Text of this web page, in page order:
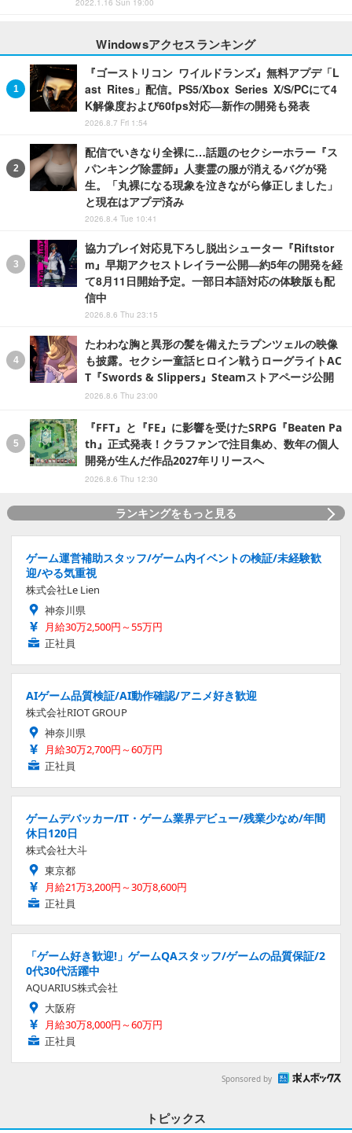
2022.1.16 Sun 19:00
Windowsアクセスランキング
『ゴーストリコン ワイルドランズ』無料アプデ「L
ast Rites」配信。PS5/Xbox Series X/S/PCにて4
K解像度および60fps対応―新作の開発も発表
2026.8.7 Fri 1:54
配信でいきなり全裸に…話題のセクシーホラー『ス
パンキング除霊師』人妻霊の服が消えるバグが発
生。「丸裸になる現象を泣きながら修正しました」
と現在はアプデ済み
2026.8.4 Tue 10:41
協力プレイ対応見下ろし脱出シューター『Riftstor
m』早期アクセストレイラー公開―約5年の開発を経
て8月11日開始予定。一部日本語対応の体験版も配
信中
2026.8.6 Thu 23:15
たわわな胸と異形の髪を備えたラプンツェルの映像
も披露。セクシー童話ヒロイン戦うローグライトAC
T『Swords & Slippers』Steamストアページ公開
2026.8.6 Thu 23:00
『FFT』と『FE』に影響を受けたSRPG『Beaten Pa
th』正式発表！クラファンで注目集め、数年の個人
開発が生んだ作品2027年リリースへ
2026.8.6 Thu 12:30
ランキングをもっと見る
ゲーム運営補助スタッフ/ゲーム内イベントの検証/未経験歓
迎/やる気重視
株式会社Le Lien
神奈川県
月給30万2,500円～55万円
正社員
AIゲーム品質検証/AI動作確認/アニメ好き歓迎
株式会社RIOT GROUP
神奈川県
月給30万2,700円～60万円
正社員
ゲームデバッカー/IT・ゲーム業界デビュー/残業少なめ/年間
休日120日
株式会社大斗
東京都
月給21万3,200円～30万8,600円
正社員
「ゲーム好き歓迎!」ゲームQAスタッフ/ゲームの品質保証/2
0代30代活躍中
AQUARIUS株式会社
大阪府
月給30万8,000円～60万円
正社員
Sponsored by
トピックス